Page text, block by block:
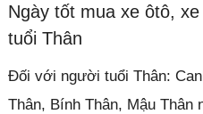
Ngày tốt mua xe ôtô,
tuổi Thân
Đối với người tuổi Thân:
Thân, Bính Thân, Mậu Thân